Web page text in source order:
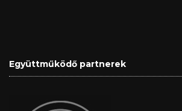
Együttműködő partnerek